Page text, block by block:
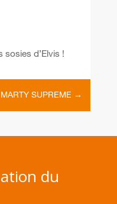
sosies d’Elvis !
MARTY SUPREME →
du